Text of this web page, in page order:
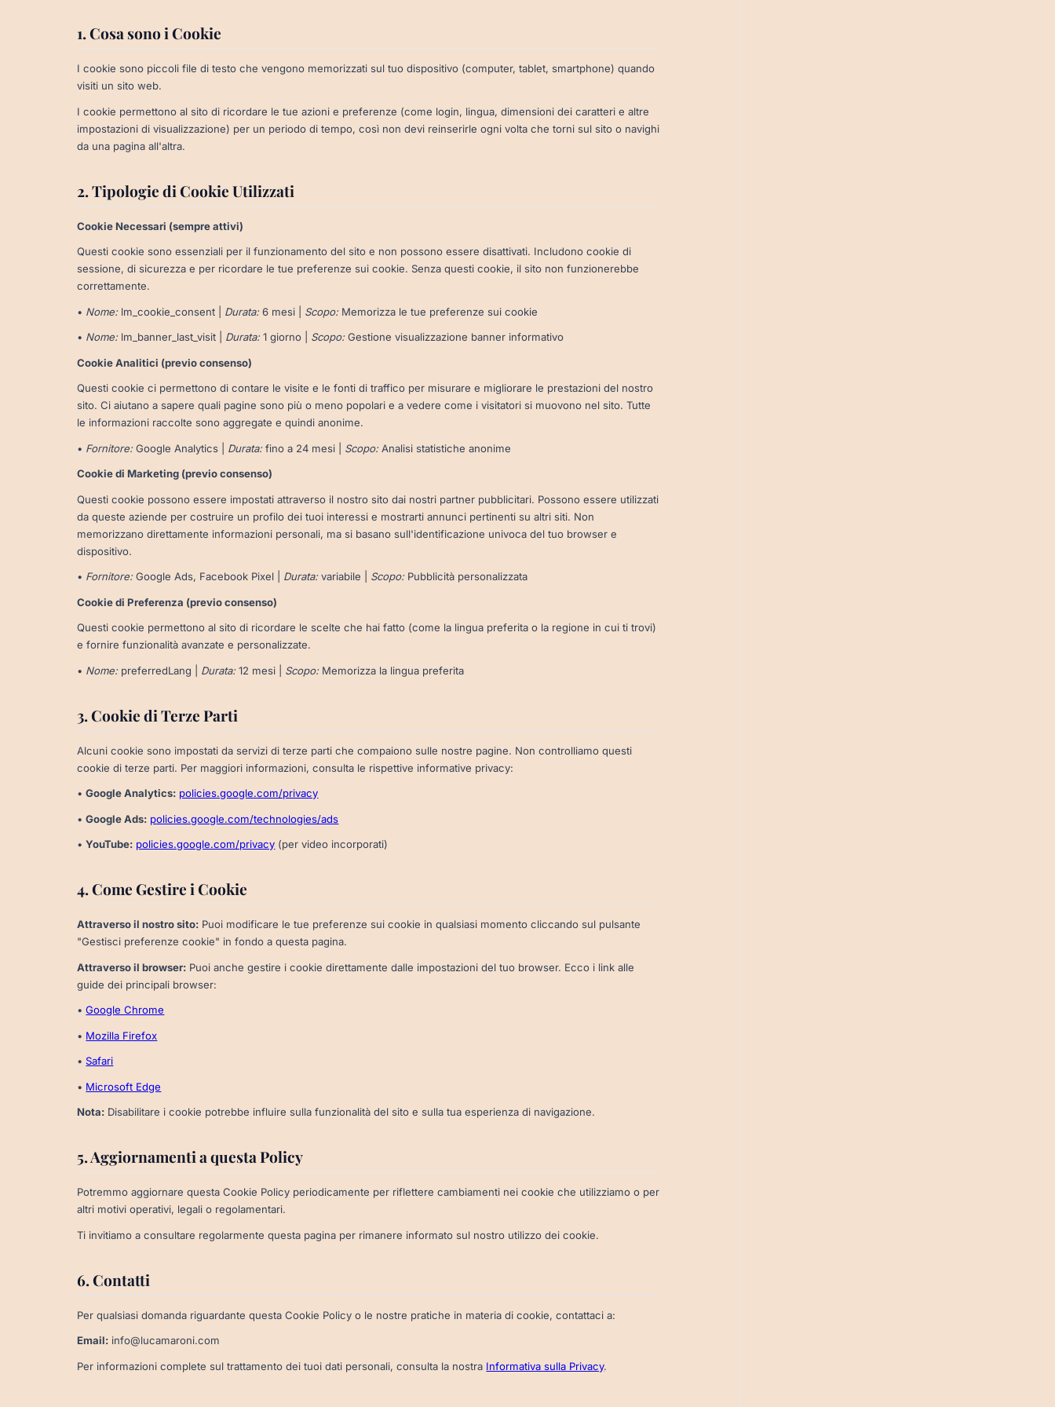
1. Cosa sono i Cookie
I cookie sono piccoli file di testo che vengono memorizzati sul tuo dispositivo (computer, tablet, smartphone) quando
visiti un sito web.
I cookie permettono al sito di ricordare le tue azioni e preferenze (come login, lingua, dimensioni dei caratteri e altre
impostazioni di visualizzazione) per un periodo di tempo, così non devi reinserirle ogni volta che torni sul sito o navighi
da una pagina all'altra.
2. Tipologie di Cookie Utilizzati
Cookie Necessari (sempre attivi)
Questi cookie sono essenziali per il funzionamento del sito e non possono essere disattivati. Includono cookie di
sessione, di sicurezza e per ricordare le tue preferenze sui cookie. Senza questi cookie, il sito non funzionerebbe
correttamente.
• Nome:lm_cookie_consent | Durata:6 mesi | Scopo:Memorizza le tue preferenze sui cookie
• Nome:lm_banner_last_visit | Durata:1 giorno | Scopo:Gestione visualizzazione banner informativo
Cookie Analitici (previo consenso)
Questi cookie ci permettono di contare le visite e le fonti di traffico per misurare e migliorare le prestazioni del nostro
sito. Ci aiutano a sapere quali pagine sono più o meno popolari e a vedere come i visitatori si muovono nel sito. Tutte
le informazioni raccolte sono aggregate e quindi anonime.
• Fornitore:Google Analytics | Durata:fino a 24 mesi | Scopo:Analisi statistiche anonime
Cookie di Marketing (previo consenso)
Questi cookie possono essere impostati attraverso il nostro sito dai nostri partner pubblicitari. Possono essere utilizzati
da queste aziende per costruire un profilo dei tuoi interessi e mostrarti annunci pertinenti su altri siti. Non
memorizzano direttamente informazioni personali, ma si basano sull'identificazione univoca del tuo browser e
dispositivo.
• Fornitore:Google Ads, Facebook Pixel | Durata:variabile | Scopo:Pubblicità personalizzata
Cookie di Preferenza (previo consenso)
Questi cookie permettono al sito di ricordare le scelte che hai fatto (come la lingua preferita o la regione in cui ti trovi)
e fornire funzionalità avanzate e personalizzate.
• Nome:preferredLang | Durata:12 mesi | Scopo:Memorizza la lingua preferita
3. Cookie di Terze Parti
Alcuni cookie sono impostati da servizi di terze parti che compaiono sulle nostre pagine. Non controlliamo questi
cookie di terze parti. Per maggiori informazioni, consulta le rispettive informative privacy:
•Google Analytics: policies.google.com/privacy
•Google Ads: policies.google.com/technologies/ads
•YouTube: policies.google.com/privacy (per video incorporati)
4. Come Gestire i Cookie
Attraverso il nostro sito: Puoi modificare le tue preferenze sui cookie in qualsiasi momento cliccando sul pulsante
"Gestisci preferenze cookie" in fondo a questa pagina.
Attraverso il browser: Puoi anche gestire i cookie direttamente dalle impostazioni del tuo browser. Ecco i link alle
guide dei principali browser:
•Google Chrome
• Mozilla Firefox
•Safari
• Microsoft Edge
Nota: Disabilitare i cookie potrebbe influire sulla funzionalità del sito e sulla tua esperienza di navigazione.
5. Aggiornamenti a questa Policy
Potremmo aggiornare questa Cookie Policy periodicamente per riflettere cambiamenti nei cookie che utilizziamo o per
altri motivi operativi, legali o regolamentari.
Ti invitiamo a consultare regolarmente questa pagina per rimanere informato sul nostro utilizzo dei cookie.
6. Contatti
Per qualsiasi domanda riguardante questa Cookie Policy o le nostre pratiche in materia di cookie, contattaci a:
Email: info@lucamaroni.com
Per informazioni complete sul trattamento dei tuoi dati personali, consulta la nostra Informativa sulla Privacy.